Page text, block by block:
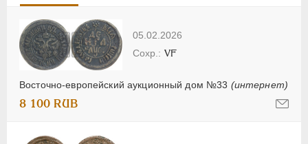
05.02.2026
Восточно-европейский аукционный дом №33 (интернет)
VF
8 100 RUB